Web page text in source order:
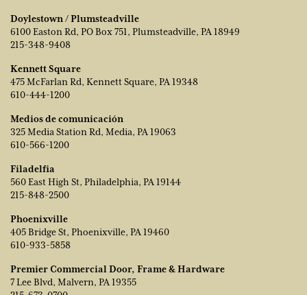
Doylestown / Plumsteadville
6100 Easton Rd, PO Box 751, Plumsteadville, PA 18949
215-348-9408
Kennett Square
475 McFarlan Rd, Kennett Square, PA 19348
610-444-1200
Medios de comunicación
325 Media Station Rd, Media, PA 19063
610-566-1200
Filadelfia
560 East High St, Philadelphia, PA 19144
215-848-2500
Phoenixville
405 Bridge St, Phoenixville, PA 19460
610-933-5858
Premier Commercial Door, Frame & Hardware
7 Lee Blvd, Malvern, PA 19355